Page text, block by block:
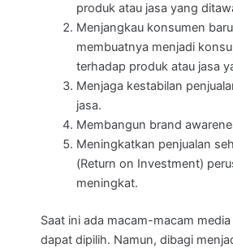
produk atau jasa yang
Menjangkau konsumen
membuatnya menjadi
terhadap produk atau jasa
Menjaga kestabilan
jasa.
Membangun brand
Meningkatkan penjualan
(Return on Investment)
meningkat.
Saat ini ada macam-macam
dapat dipilih. Namun, dibagi